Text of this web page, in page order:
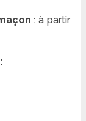
: à partir
: